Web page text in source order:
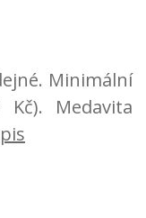
Minimální
Medavita